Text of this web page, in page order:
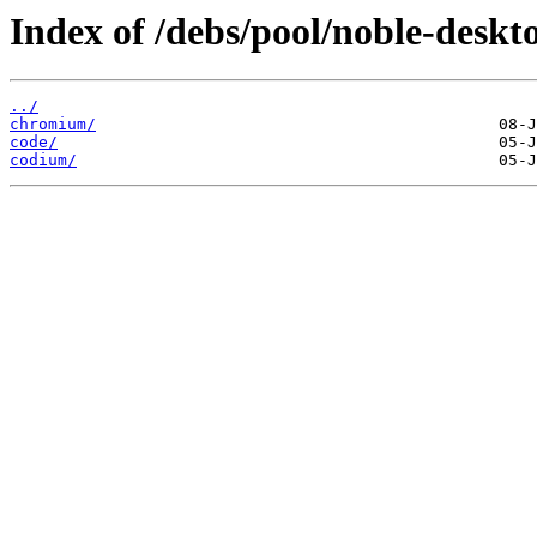
Index of /debs/pool/noble-
../
chromium/
code/
codium/